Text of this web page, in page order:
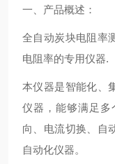
一、产品概述：
全自动炭块电阻率
电阻率的专用仪器.
本仪器是智能化、
仪器，能够满足
向、电流切换、自
自动化仪器。